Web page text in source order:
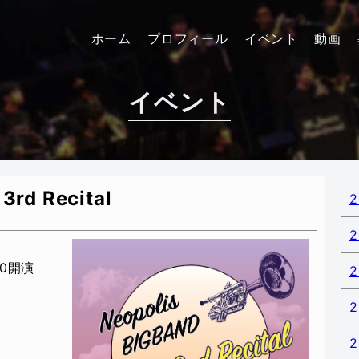
イベント
ホーム プロフィール イベント 動画
Recital
開演